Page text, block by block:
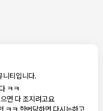
니티입니다.
로 알려줌
약 가능한가요?
ㅋㅋ
면 다 조지려고요
ㅋㅋ 한번당하면 다시는하고